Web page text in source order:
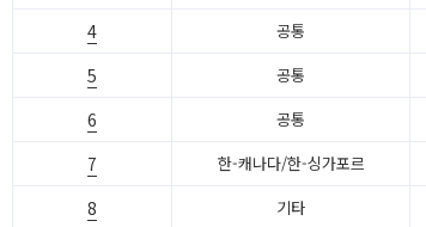
4
공통
5
공통
6
공통
7
한-캐나다/한-싱가포르
8
기타